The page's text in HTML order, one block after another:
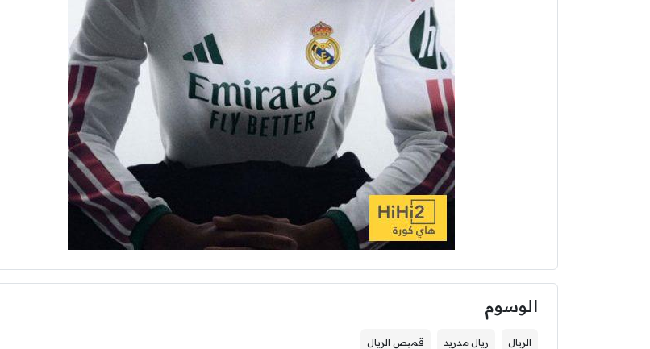
الوسوم
الريال ريال مدريد قميص الريال